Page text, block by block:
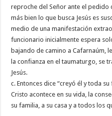
reproche del Señor ante el
más bien lo que busca Jesús es
medio de una manifestación
funcionario inicialmente espera
bajando de camino a Cafarnaúm,
la confianza en el taumaturgo, se
Jesús.
c. Entonces dice “creyó él y toda
Cristo acontece en su vida, la
su familia, a su casa y a todos los